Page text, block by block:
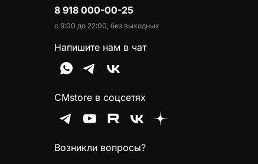
8 918 000-00-25
с 9:00 до 22:00, без выходных
Напишите нам в чат
CMstore в соцсетях
Возникли вопросы?